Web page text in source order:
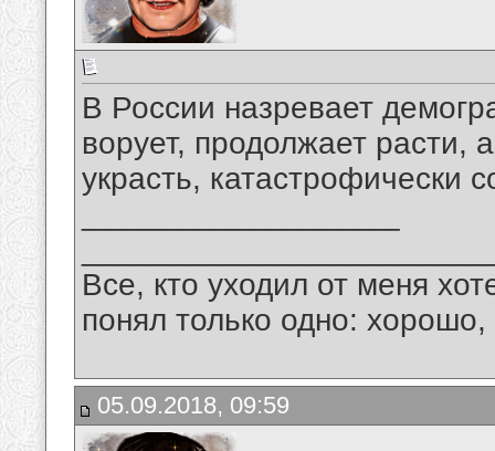
В России назревает
ворует, продолжает расти,
украсть, катастрофически
Все, кто уходил от меня
понял только одно:
05.09.2018, 09:59